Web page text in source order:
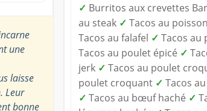
une
laisse
Leur
bonne
✓ Burritos aux crevettes
au steak ✓ Tacos au
Tacos au falafel ✓ Tacos au
Tacos au poulet épicé ✓
jerk ✓ Tacos au poulet
poulet croquant ✓ Tacos
✓ Tacos au bœuf haché ✓